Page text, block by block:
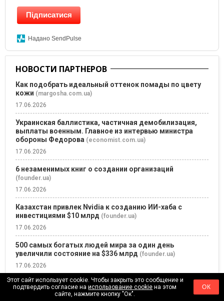
Підписатися
Надано SendPulse
НОВОСТИ ПАРТНЕРОВ
Как подобрать идеальный оттенок помады по цвету
кожи (margosha.com.ua)
17.06.2026
Украинская баллистика, частичная демобилизация,
выплаты военным. Главное из интервью министра
обороны Федорова (economist.com.ua)
17.06.2026
6 незаменимых книг о создании организаций
(founder.ua)
17.06.2026
Казахстан привлек Nvidia к созданию ИИ-хаба с
инвестициями $10 млрд (founder.ua)
17.06.2026
500 самых богатых людей мира за один день
увеличили состояние на $336 млрд (founder.ua)
17.06.2026
Технологические компании сократили 150 000
работников, объясняя это ИИ (founder.ua)
Этот сайт использует cookie. Чтобы закрыть это сообщение и
подтвердить согласие наиспользование cookie на этом
сайте, нажмите кнопку "Ок".
ОК